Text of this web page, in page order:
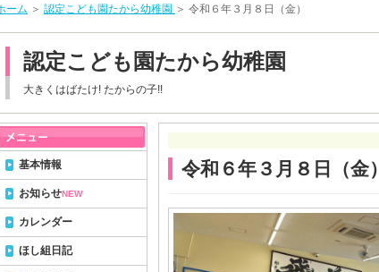
ーム ＞ 認定こども園たから幼稚園 ＞ 令和６年３月８日（金）
認定こども園たから幼稚園
大きくはばたけ! たからの子!!
令和６年３月８日（金）
基本情報
お知らせNEW
カレンダー
ほし組日記